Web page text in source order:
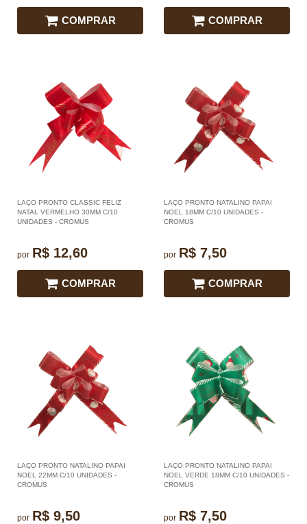
COMPRAR COMPRAR
LAÇO PRONTO CLASSIC FELIZ
NATAL VERMELHO 30MM C/10
UNIDADES - CROMUS
por R$ 12,60
COMPRAR
LAÇO PRONTO NATALINO PAPAI
NOEL 18MM C/10 UNIDADES -
CROMUS
por R$ 7,50
COMPRAR
LAÇO PRONTO NATALINO PAPAI
NOEL 22MM C/10 UNIDADES -
CROMUS
por R$ 9,50
LAÇO PRONTO NATALINO PAPAI
NOEL VERDE 18MM C/10 UNIDADES -
CROMUS
por R$ 7,50